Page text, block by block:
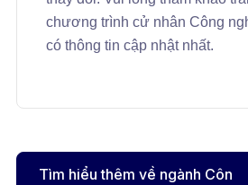
chương trình cử nhân Công
có thông tin cập nhật nhất.
Tìm hiểu thêm về ngành Công